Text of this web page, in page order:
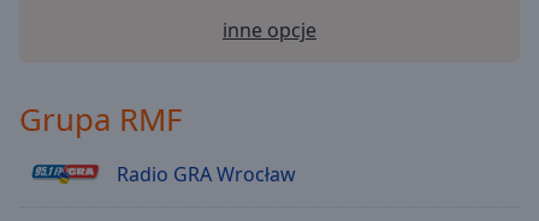
Radio RMF - Disco polo
Radio RMF - 70s Disco
Radio RMF Fitness Rock
inne opcje
Grupa RMF
Radio GRA Wrocław